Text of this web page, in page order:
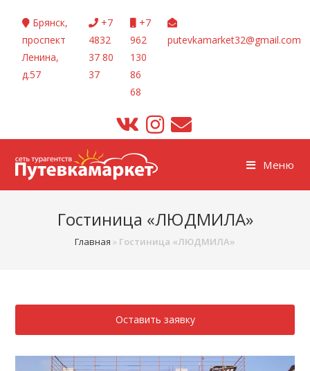
Перейти
содержимому
Брянск,
проспект
Ленина,
д.57
+7
4832
37 80
37
+7
962
130
86
68
putevkamarket32@gmail.com
Меню
Гостиница «ЛЮДМИЛА»
Главная » Гостиница «ЛЮДМИЛА»
Оставить заявку